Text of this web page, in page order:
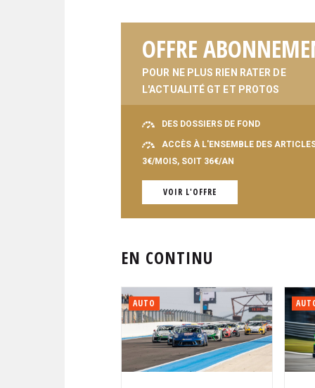
OFFRE
POUR NE PLUS RIEN RATER DE
L'ACTUALITÉ GT ET PROTOS
DES DOSSIERS DE FOND
ACCÈS À L'ENSEMBLE DES
3€/MOIS, SOIT 36€/AN
VOIR L'OFFRE
EN CONTINU
AUTO